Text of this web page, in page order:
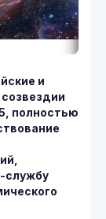
и
полностью
службу